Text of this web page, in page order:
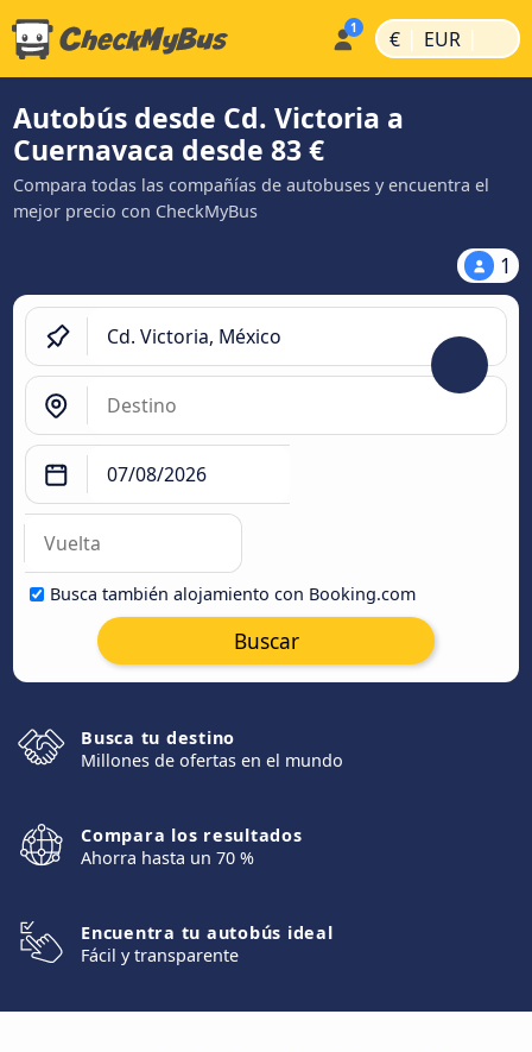
€ | EUR |
Autobús desde Cd. Victoria a
Cuernavaca desde 83 €
Compara todas las compañías de autobuses y encuentra el
mejor precio con CheckMyBus
1
Busca también alojamiento con Booking.com
Buscar
Busca tu destino
Millones de ofertas en el mundo
Compara los resultados
Ahorra hasta un 70 %
Encuentra tu autobús ideal
Fácil y transparente